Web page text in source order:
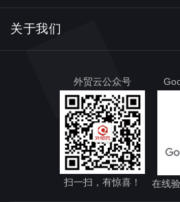
关于我们
外贸云公众号
扫一扫，有惊喜！ 在线